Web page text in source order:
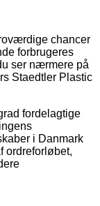
chancer
forbrugeres
ser nærmere på
Staedtler Plastic
fordelagtige
i Danmark
ordreforløbet,